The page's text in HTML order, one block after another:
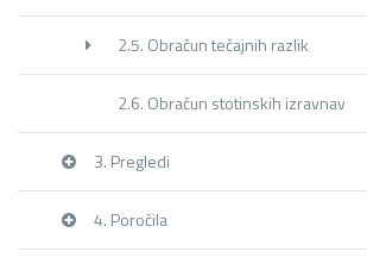
2.5. Obračun tečajnih razlik
2.6. Obračun stotinskih izravnav
3. Pregledi
4. Poročila